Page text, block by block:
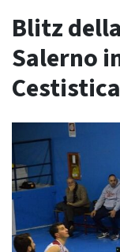
Blitz
Salerno